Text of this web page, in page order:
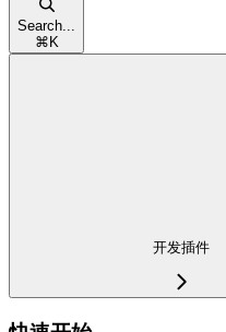
Search...
⌘ K
开发插件